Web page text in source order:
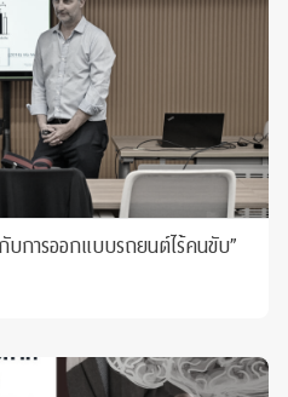
บการออกแบบรถยนต์ไร้คนขับ”